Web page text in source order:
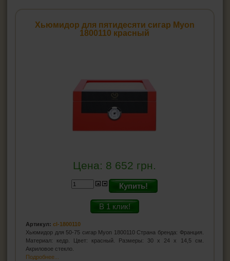
Хьюмидор для пятидесяти сигар Myon
1800110 красный
Цена: 8 652 грн.
Купить!
В 1 клик!
Артикул: cl-1800110
Хьюмидор для 50-75 сигар Myon 1800110 Страна бренда: Франция.
Материал: кедр. Цвет: красный. Размеры: 30 x 24 x 14,5 см.
Акриловое стекло.
Подробнее...
Увлажнители для хьюмидора
ВСЁ ДЛЯ СИГАРЕТ И САМОКРУТОК
ПЕПЕЛЬНИЦЫ
HEADSHOP (ХЭДШОП)
КАЛЬЯНЫ И ВСЁ ДЛЯ НИХ